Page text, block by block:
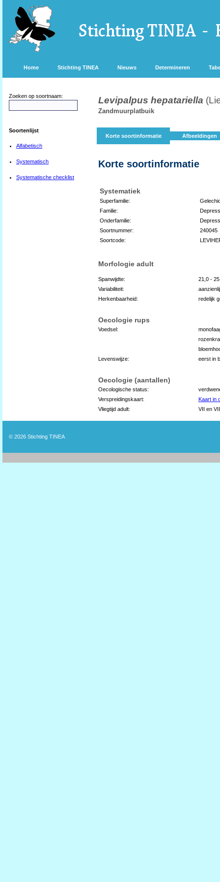
Home Stichting TINEA Nieuws Determineren
Zoeken op soortnaam:
Soortenlijst
Alfabetisch
Systematisch
Systematische checklist
Levipalpus hepatariella
Zandmuurplatbuik
Korte soortinformatie Afbeeldingen
Korte soortinformatie
Systematiek
Superfamilie:
Familie:
Onderfamilie:
Soortnummer:
240045
Soortcode:
Morfologie adult
Spanwijdte:
21,0 -
Variabiliteit:
Herkenbaarheid:
redelijk
Oecologie rups
Voedsel:
Levenswijze:
eerst in
Oecologie (aantallen)
Oecologische status:
Verspreidingskaart:
Kaart in
Vliegtijd adult:
VII en
© 2026 Stichting TINEA